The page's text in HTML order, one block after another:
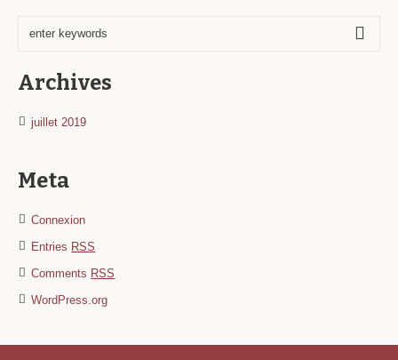
Archives
juillet 2019
Meta
Connexion
Entries RSS
Comments RSS
WordPress.org